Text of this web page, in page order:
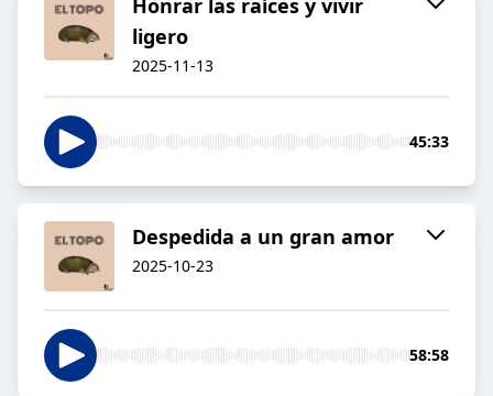
Honrar las raíces y vivir
ligero
2025-11-13
45:33
Despedida a un gran amor
2025-10-23
58:58